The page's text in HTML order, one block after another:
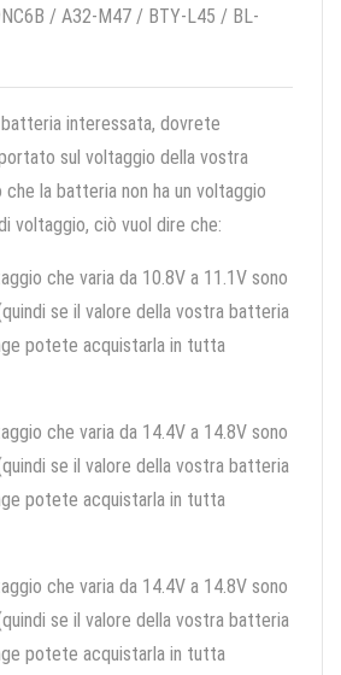
/ A32-M47 / BTY-L45 / BL-
interessata, dovrete
sul voltaggio della vostra
la batteria non ha un voltaggio
voltaggio, ciò vuol dire che:
che varia da 10.8V a 11.1V sono
se il valore della vostra batteria
potete acquistarla in tutta
che varia da 14.4V a 14.8V sono
se il valore della vostra batteria
potete acquistarla in tutta
che varia da 14.4V a 14.8V sono
se il valore della vostra batteria
potete acquistarla in tutta